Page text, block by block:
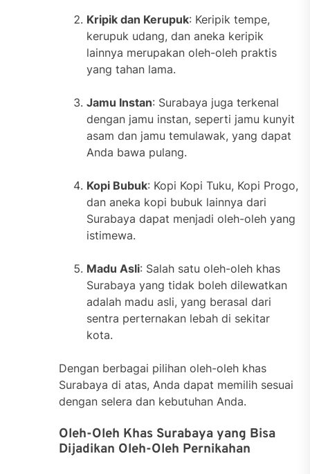
Kripik dan Kerupuk: Keripik tempe,
kerupuk udang, dan aneka keripik
lainnya merupakan oleh-oleh praktis
yang tahan lama.
Jamu Instan: Surabaya juga terkenal
dengan jamu instan, seperti jamu kunyit
asam dan jamu temulawak, yang dapat
Anda bawa pulang.
Kopi Bubuk: Kopi Kopi Tuku, Kopi Progo,
dan aneka kopi bubuk lainnya dari
Surabaya dapat menjadi oleh-oleh yang
istimewa.
Madu Asli: Salah satu oleh-oleh khas
Surabaya yang tidak boleh dilewatkan
adalah madu asli, yang berasal dari
sentra perternakan lebah di sekitar
kota.
Dengan berbagai pilihan oleh-oleh khas
Surabaya di atas, Anda dapat memilih sesuai
dengan selera dan kebutuhan Anda.
Oleh-Oleh Khas Surabaya yang Bisa
Dijadikan Oleh-Oleh Pernikahan